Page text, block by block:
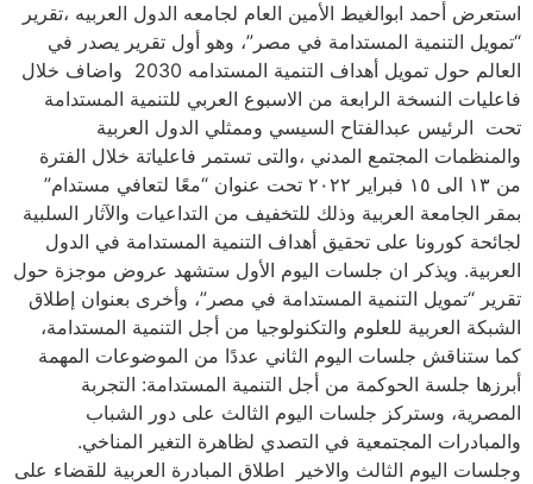
استعرض أحمد ابوالغيط الأمين العام لجامعه الدول العربيه ،تقرير
“تمويل التنمية المستدامة في مصر”، وهو أول تقرير يصدر في
العالم حول تمويل أهداف التنمية المستدامه 2030 واضاف خلال
فاعليات النسخة الرابعة من الاسبوع العربي للتنمية المستدامة
تحت الرئيس عبدالفتاح السيسي وممثلي الدول العربية
والمنظمات المجتمع المدني ،والتى تستمر فاعلياتة خلال الفترة
من ١٣ الى ١٥ فبراير ٢٠٢٢ تحت عنوان “معًا لتعافي مستدام”
بمقر الجامعة العربية وذلك للتخفيف من التداعيات والآثار السلبية
لجائحة كورونا على تحقيق أهداف التنمية المستدامة في الدول
العربية. ويذكر ان جلسات اليوم الأول ستشهد عروض موجزة حول
تقرير “تمويل التنمية المستدامة في مصر”، وأخرى بعنوان إطلاق
الشبكة العربية للعلوم والتكنولوجيا من أجل التنمية المستدامة،
كما ستناقش جلسات اليوم الثاني عددًا من الموضوعات المهمة
أبرزها جلسة الحوكمة من أجل التنمية المستدامة: التجربة
المصرية، وستركز جلسات اليوم الثالث على دور الشباب
والمبادرات المجتمعية في التصدي لظاهرة التغير المناخي.
وجلسات اليوم الثالث والاخير اطلاق المبادرة العربية للقضاء على